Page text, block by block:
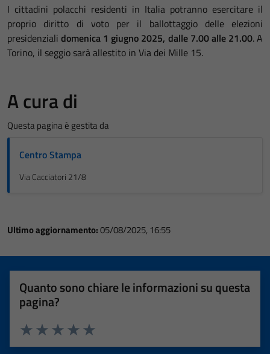
I cittadini polacchi residenti in Italia potranno esercitare il
proprio diritto di voto per il ballottaggio delle elezioni
presidenzialidomenica 1 giugno 2025, dalle 7.00 alle 21.00. A
Torino, il seggio sarà allestito in Via dei Mille 15.
A cura di
Questa pagina è gestita da
Centro Stampa
Via Cacciatori 21/8
Ultimo aggiornamento:05/08/2025, 16:55
Quanto sono chiare le informazioni su questa
pagina?
Valuta 5 stelle su 5
Valuta 4 stelle su 5
Valuta 3 stelle su 5
Valuta 2 stelle su 5
Valuta 1 stelle su 5